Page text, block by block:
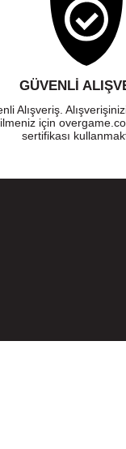
GÜVENLI
Alışveriş.
için
sertifikası